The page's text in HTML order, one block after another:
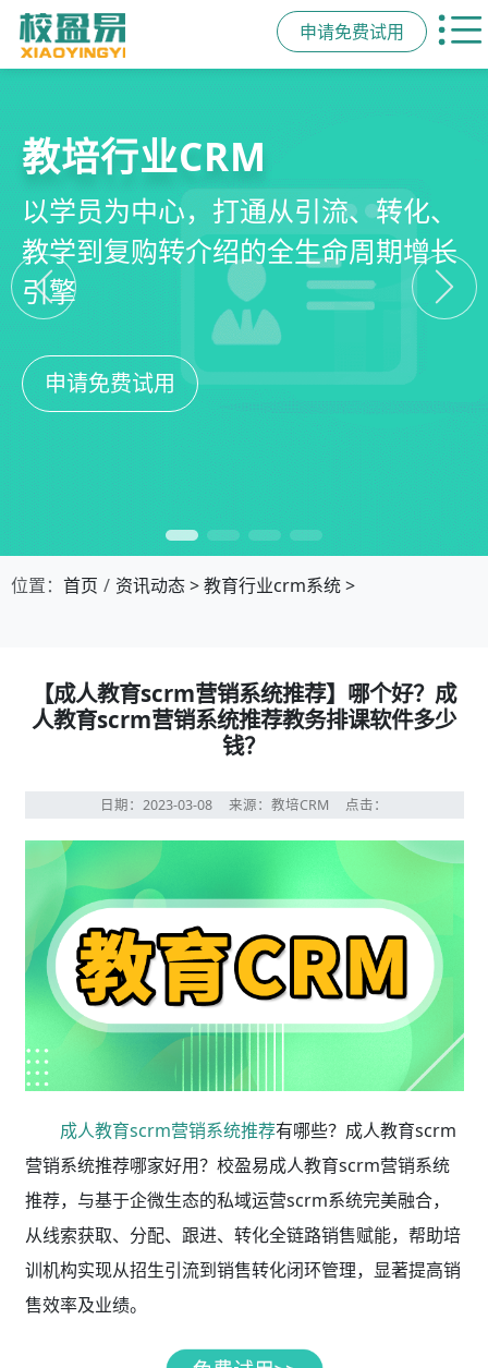
申请免费试用
智能销售漏斗
线索自动分配、标准化跟单、试听转
化分析，打造高绩效招生团队
申请免费试用
精细化客户运营
360°学员画像、自动化服务流程、智
能续费预警，深度挖掘学员长期价值
申请免费试用
私域招生与裂变
集成企微SCRM、小程序商城、丰富
裂变工具，实现低成本口碑增长
申请免费试用
教培行业CRM
以学员为中心，打通从引流、转化、
教学到复购转介绍的全生命周期增长
引擎
申请免费试用
位置： 首页 资讯动态>教育行业crm系统>
【成人教育scrm营销系统推荐】哪个好？成
人教育scrm营销系统推荐教务排课软件多少
钱？
日期：2023-03-08 来源：教培CRM 点击：
成人教育scrm营销系统推荐有哪些？成人教育scrm
营销系统推荐哪家好用？校盈易成人教育scrm营销系统
推荐，与基于企微生态的私域运营scrm系统完美融合，
从线索获取、分配、跟进、转化全链路销售赋能，帮助培
训机构实现从招生引流到销售转化闭环管理，显著提高销
售效率及业绩。